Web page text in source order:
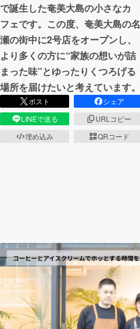
で誕生した奄美大島の小さなカ
フェです。この度、奄美大島の名
瀬の街中に2号店をオープンし、
より多くの方に“家族の想いが詰
まった味”とゆったりくつろげる
場所を届けたいと考えています。
ポスト
シェア
LINEで送る
URLコピー
埋め込み
QRコード